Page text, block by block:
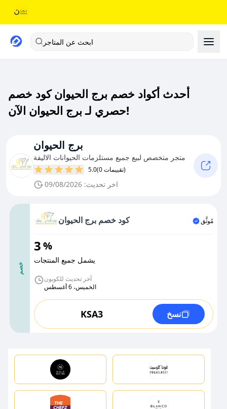
ابحث عن المتاجر
أحدث أكواد خصم برج الحيوان كود خصم
حصري لـ برج الحيوان الآن!
برج الحيوان
متجر متخصص لبيع جميع مستلزمات الحيوانات الاليفة
5.0 (0 تقييمات)
اخر تحديث: 09/08/2026
خصم
كود خصم برج الحيوان مُوثَّق
3%
يشمل جميع المنتجات
آخر تحديث للكوبون
الخميس، 6 أغسطس
KSA3 نسخ